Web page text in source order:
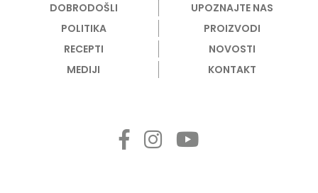
DOBRODOŠLI
UPOZNAJTE NAS
POLITIKA
PROIZVODI
RECEPTI
NOVOSTI
MEDIJI
KONTAKT